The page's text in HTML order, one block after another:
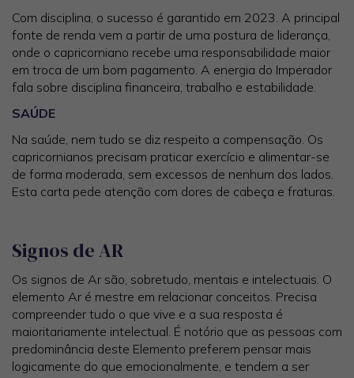
Com disciplina, o sucesso é garantido em 2023. A principal
fonte de renda vem a partir de uma postura de liderança,
onde o capricorniano recebe uma responsabilidade maior
em troca de um bom pagamento. A energia do Imperador
fala sobre disciplina financeira, trabalho e estabilidade.
SAÚDE
Na saúde, nem tudo se diz respeito a compensação. Os
capricornianos precisam praticar exercício e alimentar-se
de forma moderada, sem excessos de nenhum dos lados.
Esta carta pede atenção com dores de cabeça e fraturas.
Signos de AR
Os signos de Ar são, sobretudo, mentais e intelectuais. O
elemento Ar é mestre em relacionar conceitos. Precisa
compreender tudo o que vive e a sua resposta é
maioritariamente intelectual. É notório que as pessoas com
predominância deste Elemento preferem pensar mais
logicamente do que emocionalmente, e tendem a ser